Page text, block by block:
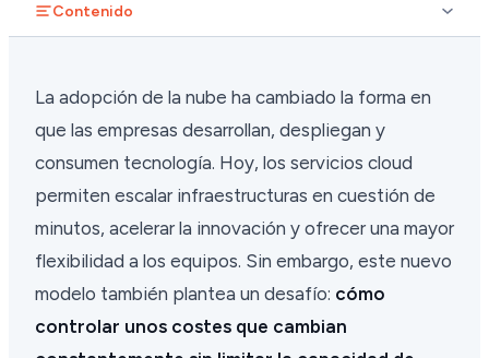
Contenido
La adopción de la nube ha cambiado la forma en
que las empresas desarrollan, despliegan y
consumen tecnología. Hoy, los servicios cloud
permiten escalar infraestructuras en cuestión de
minutos, acelerar la innovación y ofrecer una mayor
flexibilidad a los equipos. Sin embargo, este nuevo
modelo también plantea un desafío: cómo
controlar unos costes que cambian